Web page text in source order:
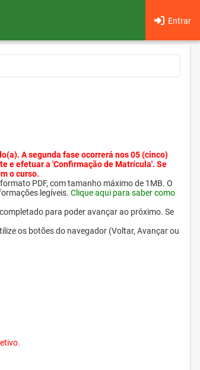
Entrar
A segunda fase ocorrerá nos 05 (cinco)
e efetuar a 'Confirmação de Matrícula'. Se
o curso.
PDF, com tamanho máximo de 1MB. O
legíveis. Clique aqui para saber como
para poder avançar ao próximo. Se
os botões do navegador (Voltar, Avançar ou